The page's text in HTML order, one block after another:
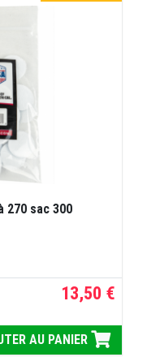
270 sac 300
13,50 €
AU PANIER